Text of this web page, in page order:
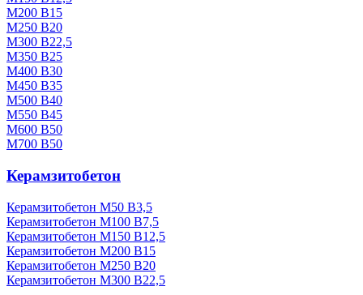
М200 В15
М250 В20
М300 В22,5
М350 В25
М400 В30
М450 В35
М500 В40
М550 В45
М600 В50
М700 В50
Керамзитобетон
Керамзитобетон М50 В3,5
Керамзитобетон М100 В7,5
Керамзитобетон М150 В12,5
Керамзитобетон М200 В15
Керамзитобетон М250 В20
Керамзитобетон М300 В22,5